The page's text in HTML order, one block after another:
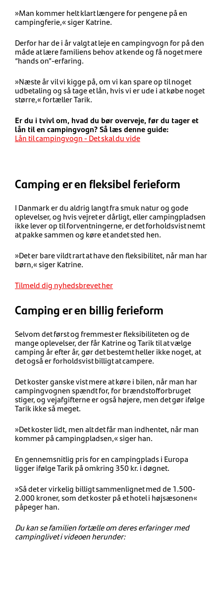
»Man kommer helt klart længere for pengene på en
campingferie,« siger Katrine.
Derfor har de i år valgt at leje en campingvogn for på den
måde at lære familiens behov at kende og få noget mere
“hands on”-erfaring.
»Næste år vil vi kigge på, om vi kan spare op til noget
udbetaling og så tage et lån, hvis vi er ude i at købe noget
større,« fortæller Tarik.
Er du i tvivl om, hvad du bør overveje, før du tager et
lån til en campingvogn? Så læs denne guide:
Lån til campingvogn - Det skal du vide
Camping er en fleksibel ferieform
I Danmark er du aldrig langt fra smuk natur og gode
oplevelser, og hvis vejret er dårligt, eller campingpladsen
ikke lever op til forventningerne, er det forholdsvist nemt
at pakke sammen og køre et andet sted hen.
»Det er bare vildt rart at have den fleksibilitet, når man har
børn,« siger Katrine.
Tilmeld dig nyhedsbrevet her
Camping er en billig ferieform
Selvom det først og fremmest er fleksibiliteten og de
mange oplevelser, der får Katrine og Tarik til at vælge
camping år efter år, gør det bestemt heller ikke noget, at
det også er forholdsvist billigt at campere.
Det koster ganske vist mere at køre i bilen, når man har
campingvognen spændt for, for brændstofforbruget
stiger, og vejafgifterne er også højere, men det gør ifølge
Tarik ikke så meget.
»Det koster lidt, men alt det får man indhentet, når man
kommer på campingpladsen,« siger han.
En gennemsnitlig pris for en campingplads i Europa
ligger ifølge Tarik på omkring 350 kr. i døgnet.
»Så det er virkelig billigt sammenlignet med de 1.500-
2.000 kroner, som det koster på et hotel i højsæsonen«
påpeger han.
Du kan se familien fortælle om deres erfaringer med
campinglivet i videoen herunder: